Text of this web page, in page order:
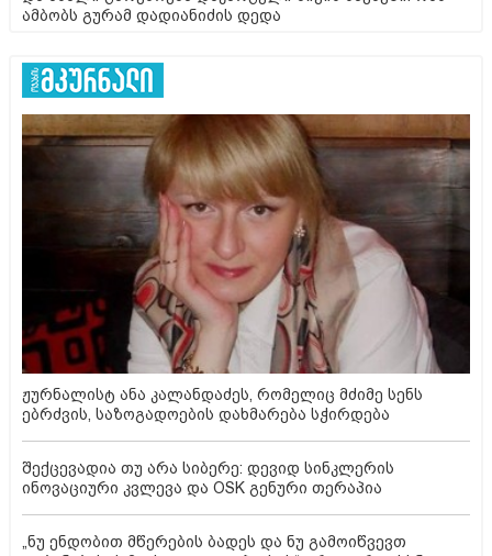
ამბობს გურამ დადიანიძის დედა
ჟურნალისტ ანა კალანდაძეს, რომელიც მძიმე სენს
ებრძვის, საზოგადოების დახმარება სჭირდება
შექცევადია თუ არა სიბერე: დევიდ სინკლერის
ინოვაციური კვლევა და OSK გენური თერაპია
„ნუ ენდობით მწერების ბადეს და ნუ გამოიწვევთ